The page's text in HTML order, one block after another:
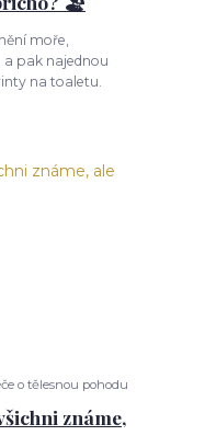
moře,
pak najednou
na toaletu.
o tělesnou pohodu
známe,